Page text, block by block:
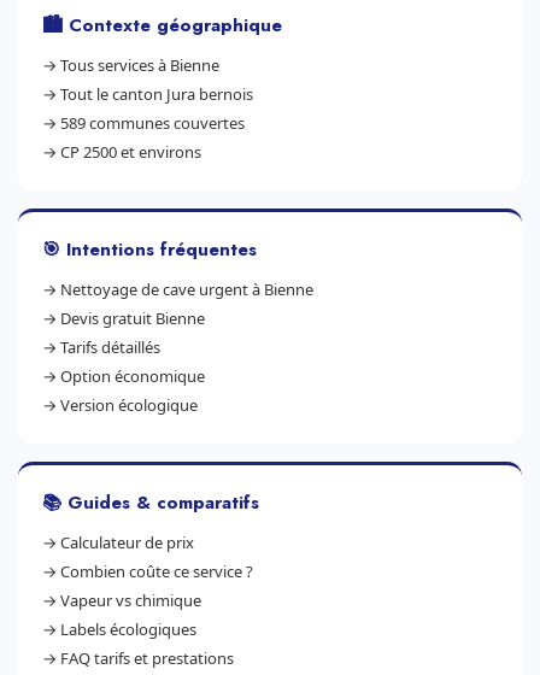
🏙️ Contexte géographique
→ Tous services à Bienne
→ Tout le canton Jura bernois
→ 589 communes couvertes
→ CP 2500 et environs
🎯 Intentions fréquentes
→ Nettoyage de cave urgent à Bienne
→ Devis gratuit Bienne
→ Tarifs détaillés
→ Option économique
→ Version écologique
📚 Guides & comparatifs
→ Calculateur de prix
→ Combien coûte ce service ?
→ Vapeur vs chimique
→ Labels écologiques
→ FAQ tarifs et prestations